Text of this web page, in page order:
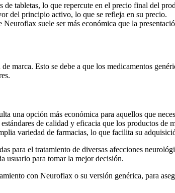
de tabletas, lo que repercute en el precio final del
del principio activo, lo que se refleja en su precio.
suele ser más económica que la
marca. Esto se debe a que los medicamentos
una opción más económica para aquellos que
de calidad y eficacia que los productos de
variedad de farmacias, lo que facilita su
para el tratamiento de diversas afecciones
usuario para tomar la mejor decisión.
con Neuroflax o su versión genérica, para